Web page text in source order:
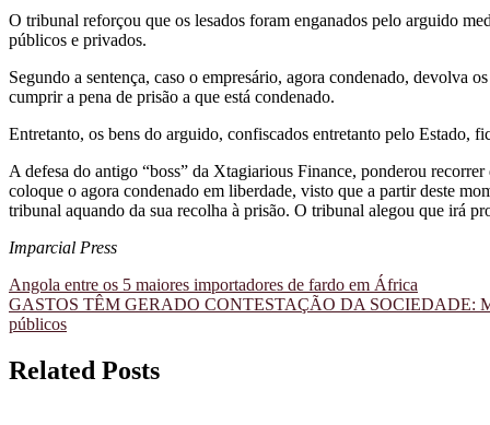
O tribunal reforçou que os lesados foram enganados pelo arguido
públicos e privados.
Segundo a sentença, caso o empresário, agora condenado, devolva
cumprir a pena de prisão a que está condenado.
Entretanto, os bens do arguido, confiscados entretanto pelo Estado,
A defesa do antigo “boss” da Xtagiarious Finance, ponderou
coloque o agora condenado em liberdade, visto que a partir deste
tribunal aquando da sua recolha à prisão. O tribunal alegou que irá
Imparcial Press
Navegação
de
Angola entre os 5 maiores importadores de fardo em África
GASTOS TÊM GERADO CONTESTAÇÃO DA SOCIEDADE:
públicos
Related Posts